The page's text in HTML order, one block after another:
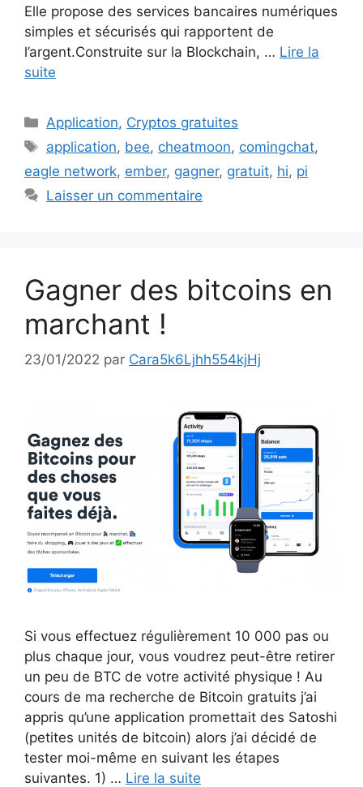
Elle propose des services bancaires numériques
simples et sécurisés qui rapportent de
l’argent.Construite sur la Blockchain, … Lire la
suite
Catégories
Application, Cryptos gratuites
Étiquettes
application, bee, cheatmoon, comingchat,
eagle network, ember, gagner, gratuit, hi, pi
Laisser un commentaire
Gagner des bitcoins en
marchant !
23/01/2022 par Cara5k6Ljhh554kjHj
Si vous effectuez régulièrement 10 000 pas ou
plus chaque jour, vous voudrez peut-être retirer
un peu de BTC de votre activité physique ! Au
cours de ma recherche de Bitcoin gratuits j’ai
appris qu’une application promettait des Satoshi
(petites unités de bitcoin) alors j’ai décidé de
tester moi-même en suivant les étapes
suivantes. 1) … Lire la suite